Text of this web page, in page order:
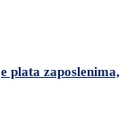
plata zaposlenima,